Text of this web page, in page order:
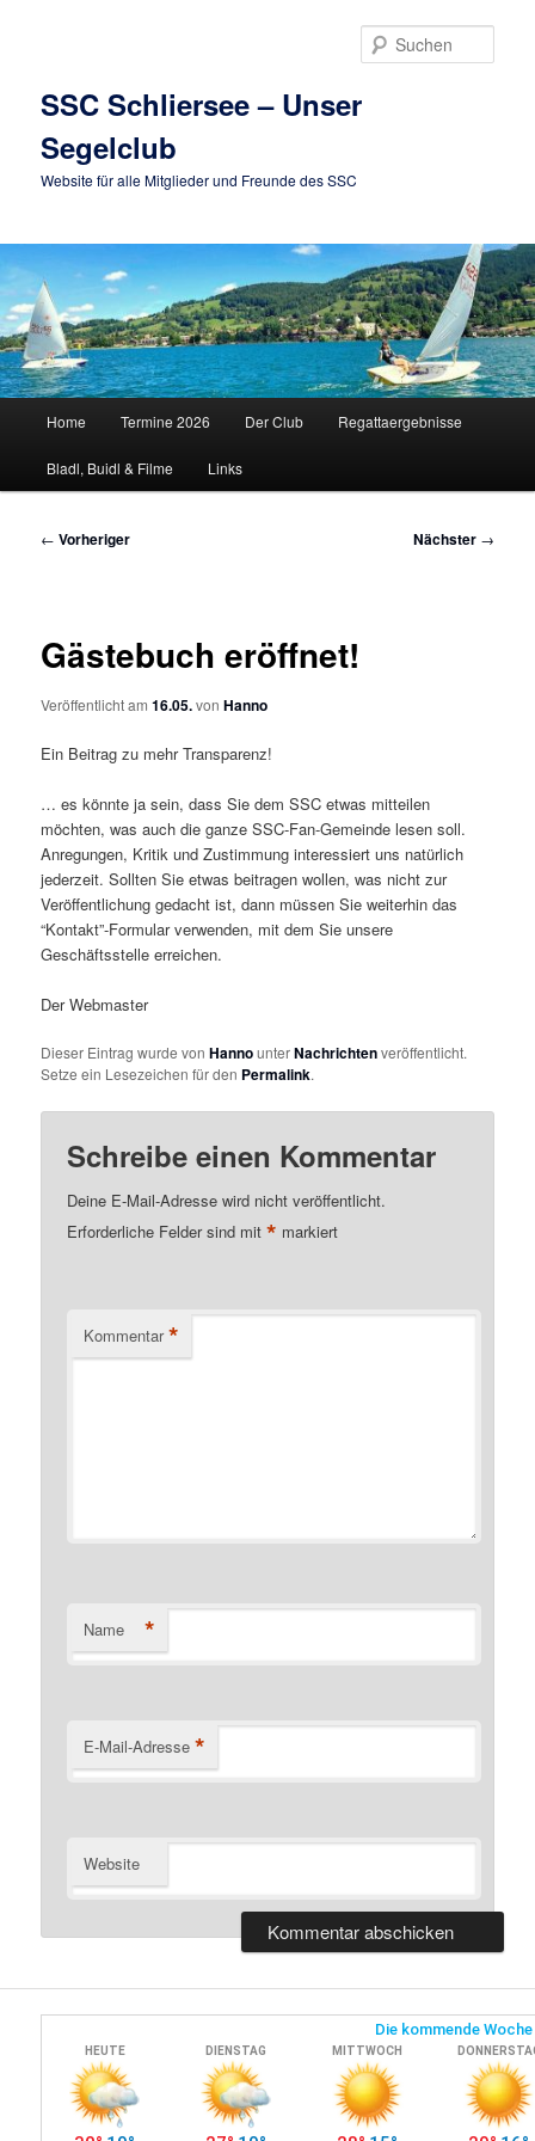
SSC Schliersee – Unser
Segelclub
Website für alle Mitglieder und Freunde des SSC
Home Termine 2026 Der Club Regattaergebnisse
Bladl, Buidl & Filme Links
Beitragsnavigation
← Vorheriger Nächster →
Gästebuch eröffnet!
Veröffentlicht am16.05.vonHanno
Ein Beitrag zu mehr Transparenz!
… es könnte ja sein, dass Sie dem SSC etwas mitteilen
möchten, was auch die ganze SSC-Fan-Gemeinde lesen soll.
Anregungen, Kritik und Zustimmung interessiert uns natürlich
jederzeit. Sollten Sie etwas beitragen wollen, was nicht zur
Veröffentlichung gedacht ist, dann müssen Sie weiterhin das
“Kontakt”-Formular verwenden, mit dem Sie unsere
Geschäftsstelle erreichen.
Der Webmaster
Dieser Eintrag wurde vonHannounterNachrichtenveröffentlicht.
Setze ein Lesezeichen für den Permalink.
Schreibe einen Kommentar
Deine E-Mail-Adresse wird nicht veröffentlicht.
Erforderliche Felder sind mit* markiert
Kommentar *
Name *
E-Mail-Adresse *
Website